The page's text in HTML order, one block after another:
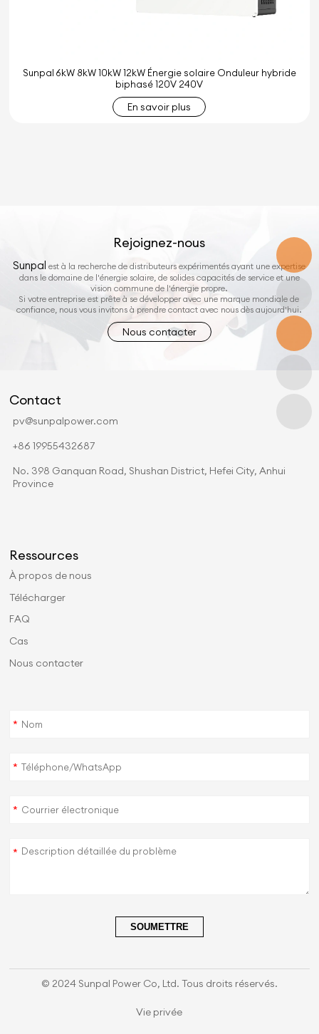
Sunpal 6kW 8kW 10kW 12kW Énergie solaire Onduleur hybride
biphasé 120V 240V
En savoir plus
Rejoignez-nous
Sunpal est à la recherche de distributeurs expérimentés ayant une expertise
dans le domaine de l'énergie solaire, de solides capacités de service et une
vision commune de l'énergie propre.
Si votre entreprise est prête à se développer avec une marque mondiale de
confiance, nous vous invitons à prendre contact avec nous dès aujourd'hui.
Nous contacter
Contact
pv@sunpalpower.com
+86 19955432687
No. 398 Ganquan Road, Shushan District, Hefei City, Anhui
Province
Ressources
À propos de nous
Télécharger
FAQ
Cas
Nous contacter
*
*
*
*
SOUMETTRE
© 2024 Sunpal Power Co, Ltd. Tous droits réservés.
Vie privée